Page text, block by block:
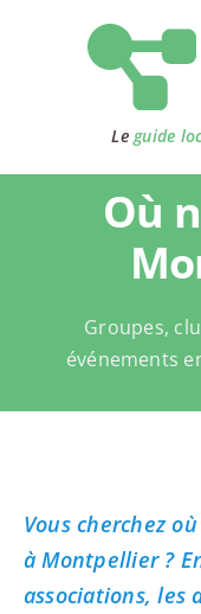
Le guide
Où
Groupes,
événements
Vous cherchez
à Montpellier ?
associations, les